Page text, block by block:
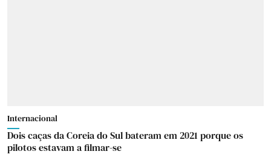
Internacional
Dois caças da Coreia do Sul bateram em 2021 porque os
pilotos estavam a filmar-se